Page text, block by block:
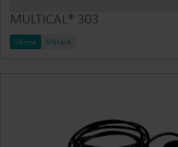
MULTICAL® 303
Värme Mätare